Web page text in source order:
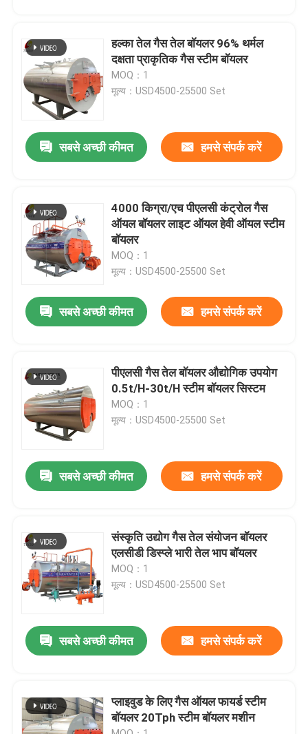
उत्पादों
वीडियो
हमारे बारे में
गुणवत्ता नियंत्रण
संपर्क करें
समाचार
गैस तेल बॉयलर
हल्का तेल गैस तेल बॉयलर 96% थर्मल
दक्षता प्राकृतिक गैस स्टीम बॉयलर
MOQ：1
मूल्य：USD4500-25500 Set
सबसे अच्छी कीमत हमसे संपर्क करें
4000 किग्रा/एच पीएलसी कंट्रोल गैस
ऑयल बॉयलर लाइट ऑयल हेवी ऑयल स्टीम
बॉयलर
MOQ：1
मूल्य：USD4500-25500 Set
सबसे अच्छी कीमत हमसे संपर्क करें
पीएलसी गैस तेल बॉयलर औद्योगिक उपयोग
0.5t/H-30t/H स्टीम बॉयलर सिस्टम
MOQ：1
मूल्य：USD4500-25500 Set
सबसे अच्छी कीमत हमसे संपर्क करें
संस्कृति उद्योग गैस तेल संयोजन बॉयलर
एलसीडी डिस्प्ले भारी तेल भाप बॉयलर
MOQ：1
मूल्य：USD4500-25500 Set
सबसे अच्छी कीमत हमसे संपर्क करें
प्लाइवुड के लिए गैस ऑयल फायर्ड स्टीम
बॉयलर 20Tph स्टीम बॉयलर मशीन